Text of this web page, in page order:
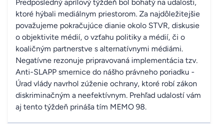
Predposledný aprílový týždeň bol bohatý na udalosti,
ktoré hýbali mediálnym priestorom. Za najdôležitejšie
považujeme pokračujúce dianie okolo STVR, diskusie
o objektivite médií, o vzťahu politiky a médií, či o
koaličným partnerstve s alternatívnymi médiámi.
Negatívne rezonuje pripravovaná implementácia tzv.
Anti-SLAPP smernice do nášho právneho poriadku -
Úrad vlády navrhol zúženie ochrany, ktoré robí zákon
diskriminačným a neefektívnym. Prehľad udalostí vám
aj tento týždeň prináša tím MEMO 98.